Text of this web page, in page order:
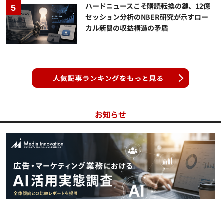
ハードニュースこそ購読転換の鍵、12億
セッション分析のNBER研究が示すロー
カル新聞の収益構造の矛盾
人気記事ランキングをもっと見る
お知らせ